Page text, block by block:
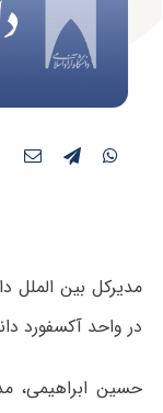
مدیرکل بین الملل
در واحد آکسفورد
حسین ابراهیمی،